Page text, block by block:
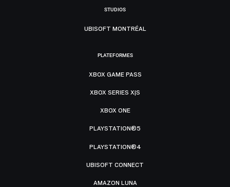
STUDIOS
UBISOFT MONTRÉAL
PLATEFORMES
XBOX GAME PASS
XBOX SERIES X|S
XBOX ONE
PLAYSTATION®5
PLAYSTATION®4
UBISOFT CONNECT
AMAZON LUNA